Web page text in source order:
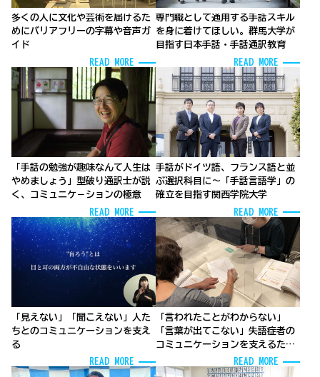
多くの人に文化や芸術を届けるた
めにバリアフリーの字幕や音声ガ
イド
READ MORE
専門職として通用する手話スキル
を身に着けてほしい。群馬大学が
目指す日本手話・手話通訳教育
READ MORE
「手話の勉強が趣味なんて人生は
やめましょう」型破り通訳士が説
く、コミュニケ－ションの極意
READ MORE
手話がドイツ語、フランス語と並
ぶ選択科目に～「手話言語学」の
確立を目指す関西学院大学
READ MORE
「見えない」「聞こえない」人た
ちとのコミュニケーションを支え
る
READ MORE
「言われたことがわからない」
「言葉が出てこない」失語症者の
コミュニケーションを支えるため
READ MORE